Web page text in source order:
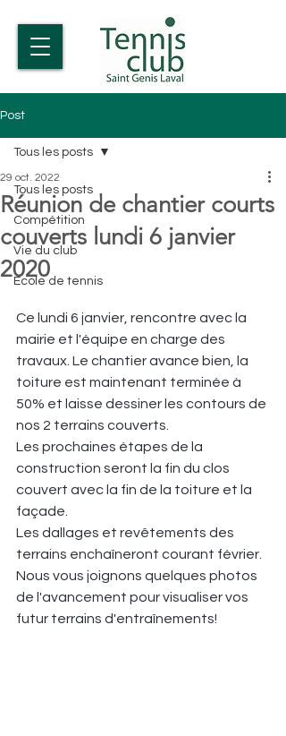
Post
Tous les posts
Compétition
Vie du club
Ecole de tennis
Tous les posts
Réunion de chantier courts
couverts lundi 6 janvier
2020
29 oct. 2022
Ce lundi 6 janvier, rencontre avec la
mairie et l'équipe en charge des
travaux. Le chantier avance bien, la
toiture est maintenant terminée à
50% et laisse dessiner les contours de
nos 2 terrains couverts.
Les prochaines étapes de la
construction seront la fin du clos
couvert avec la fin de la toiture et la
façade.
Les dallages et revêtements des
terrains enchaîneront courant février.
Nous vous joignons quelques photos
de l'avancement pour visualiser vos
futur terrains d'entraînements!